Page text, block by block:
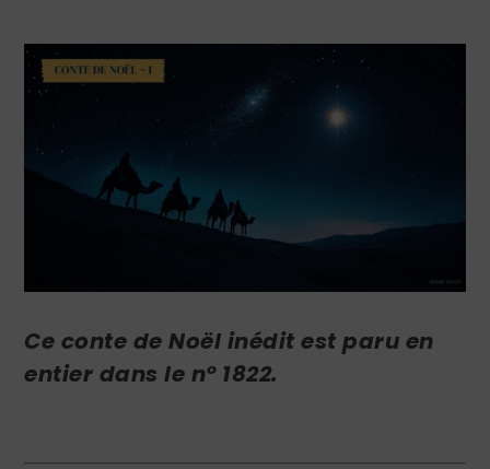
Ce conte de Noël inédit est paru en
entier dans le n° 1822.